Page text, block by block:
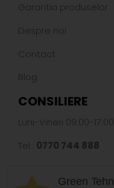
Garantia produselor
Despre noi
Contact
Blog
CONSILIERE
Luni-Vineri 09:00-
Tel.: 0770 744 888
Green